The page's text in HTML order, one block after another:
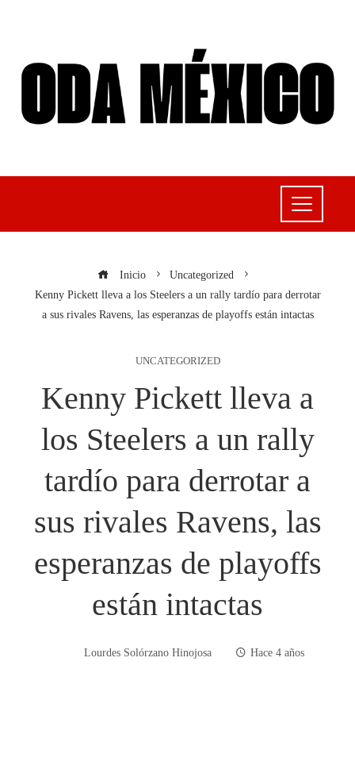
Inicio
Uncategorized
Kenny Pickett lleva a los Steelers a un rally tardío para derrotar
a sus rivales Ravens, las esperanzas de playoffs están intactas
UNCATEGORIZED
Kenny Pickett lleva a
los Steelers a un rally
tardío para derrotar a
sus rivales Ravens, las
esperanzas de playoffs
están intactas
Lourdes Solórzano Hinojosa Hace 4 años